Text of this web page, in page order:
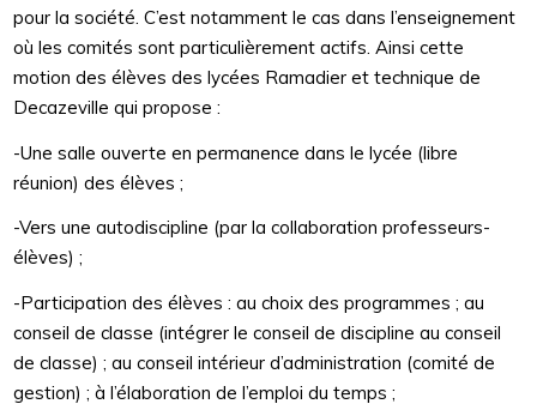
pour la société. C’est notamment le cas dans l’enseignement
où les comités sont particulièrement actifs. Ainsi cette
motion des élèves des lycées Ramadier et technique de
Decazeville qui propose :
-Une salle ouverte en permanence dans le lycée (libre
réunion) des élèves ;
-Vers une autodiscipline (par la collaboration professeurs-
élèves) ;
-Participation des élèves : au choix des programmes ; au
conseil de classe (intégrer le conseil de discipline au conseil
de classe) ; au conseil intérieur d’administration (comité de
gestion) ; à l’élaboration de l’emploi du temps ;